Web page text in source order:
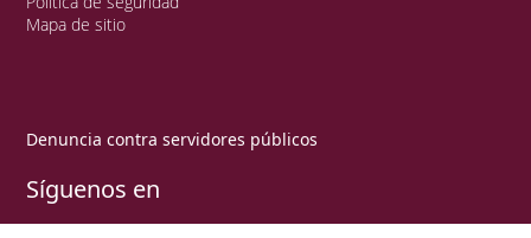
Mapa de sitio
Denuncia contra servidores públicos
Síguenos en